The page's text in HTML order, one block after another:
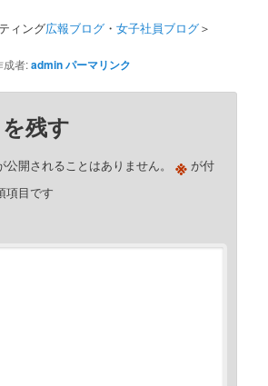
ィング広報ブログ ・女子社員ブログ＞
者:adminパーマリンク
残す
公開されることはありません。 ※ が付
項目です